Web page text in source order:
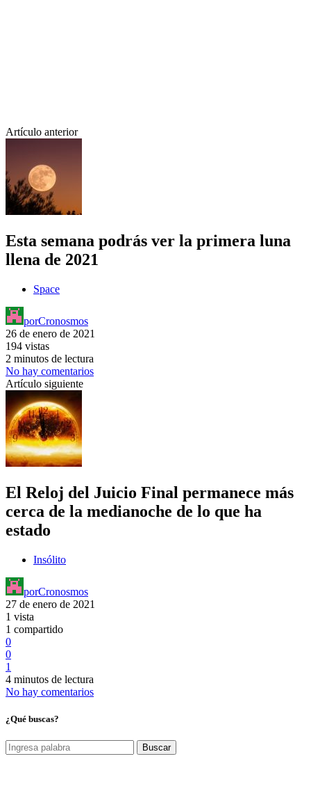
Artículo anterior
Esta semana podrás ver la primera luna
llena de 2021
Space
porCronosmos
26 de enero de 2021
194 vistas
2 minutos de lectura
No hay comentarios
Artículo siguiente
El Reloj del Juicio Final permanece más
cerca de la medianoche de lo que ha
estado
Insólito
porCronosmos
27 de enero de 2021
1 vista
1 compartido
0
0
1
4 minutos de lectura
No hay comentarios
¿Qué buscas?
Buscar